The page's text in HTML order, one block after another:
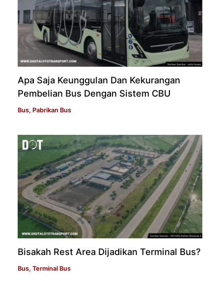
Apa Saja Keunggulan Dan Kekurangan
Pembelian Bus Dengan Sistem CBU
Bus, Pabrikan Bus
Bisakah Rest Area Dijadikan Terminal Bus?
Bus,Terminal Bus